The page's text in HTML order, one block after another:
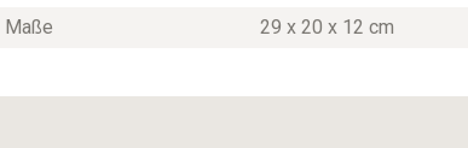
Maße
29 x 20 x 12 cm